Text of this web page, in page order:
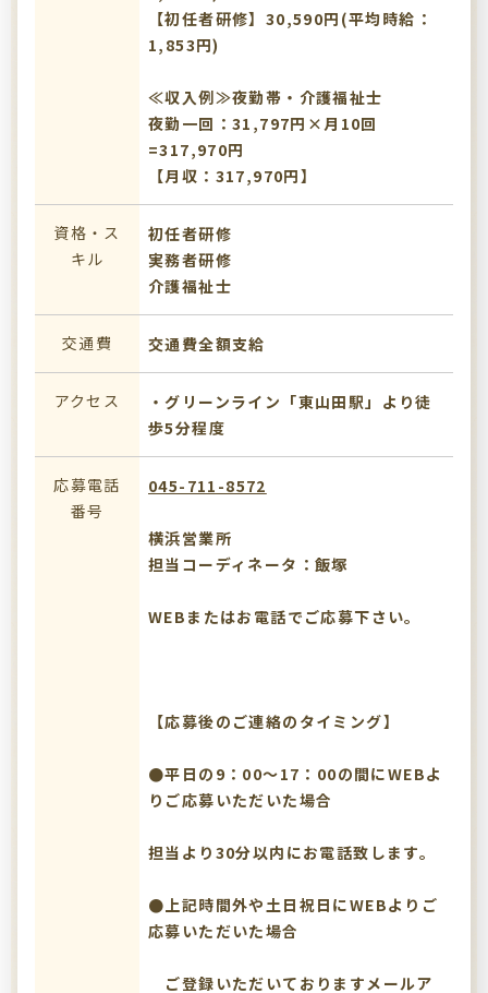
【初任者研修】30,590円(平均時給：
1,853円)
≪収入例≫夜勤帯・介護福祉士
夜勤一回：31,797円×月10回
=317,970円
【月収：317,970円】
資格・ス
キル
初任者研修
実務者研修
介護福祉士
交通費 交通費全額支給
アクセス
・グリーンライン「東山田駅」より徒
歩5分程度
応募電話
番号
045-711-8572
横浜営業所
担当コーディネータ：飯塚
WEBまたはお電話でご応募下さい。
【応募後のご連絡のタイミング】
●平日の9：00～17：00の間にWEBよ
りご応募いただいた場合
担当より30分以内にお電話致します。
●上記時間外や土日祝日にWEBよりご
応募いただいた場合
ご登録いただいておりますメールア